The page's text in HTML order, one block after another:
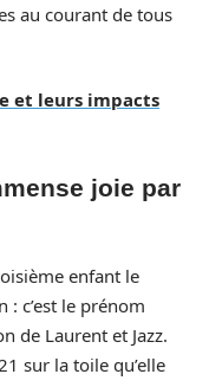
au courant de tous
et leurs impacts
joie par
enfant le
c’est le prénom
de Laurent et Jazz.
sur la toile qu’elle